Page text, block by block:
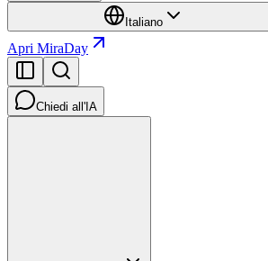
Italiano
Apri MiraDay
Chiedi all'IA